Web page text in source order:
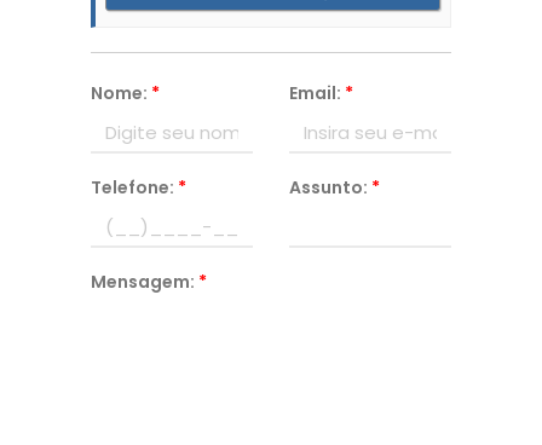
Nome: * Email: *
Telefone: * Assunto: *
Mensagem: *